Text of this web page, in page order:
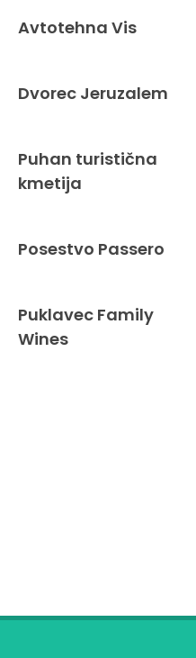
Avtotehna Vis
Dvorec Jeruzalem
Puhan turistična
kmetija
Posestvo Passero
Puklavec Family
Wines